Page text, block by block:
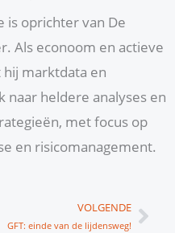
is oprichter van De
Als econoom en actieve
marktdata en
naar heldere analyses en
met focus op
en risicomanagement.
VOLGENDE
GFT: einde van de lijdensweg!